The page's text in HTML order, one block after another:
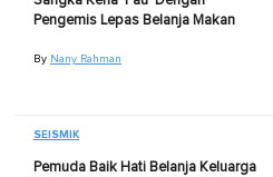
Pengemis Lepas Belanja Makan
By Nany Rahman
SEISMIK
Pemuda Baik Hati Belanja Keluarga